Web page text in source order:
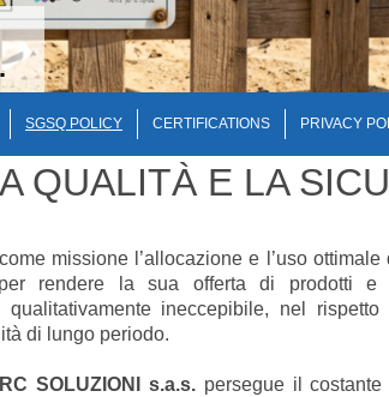
SGSQ POLICY CERTIFICATIONS PRIVACY
QUALITÀ E LA
missione l’allocazione e l’uso
rendere la sua offerta di prodotti e
ineccepibile, nel rispetto
di lungo periodo.
RC SOLUZIONI s.a.s.persegue il costante